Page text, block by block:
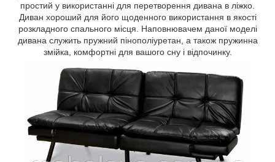
простий у використанні для перетворення дивана в ліжко.
Диван хороший для його щоденного використання в якості
розкладного спального місця. Наповнювачем даної моделі
дивана служить пружний пінополіуретан, а також пружинна
змійка, комфортні для вашого сну і відпочинку.